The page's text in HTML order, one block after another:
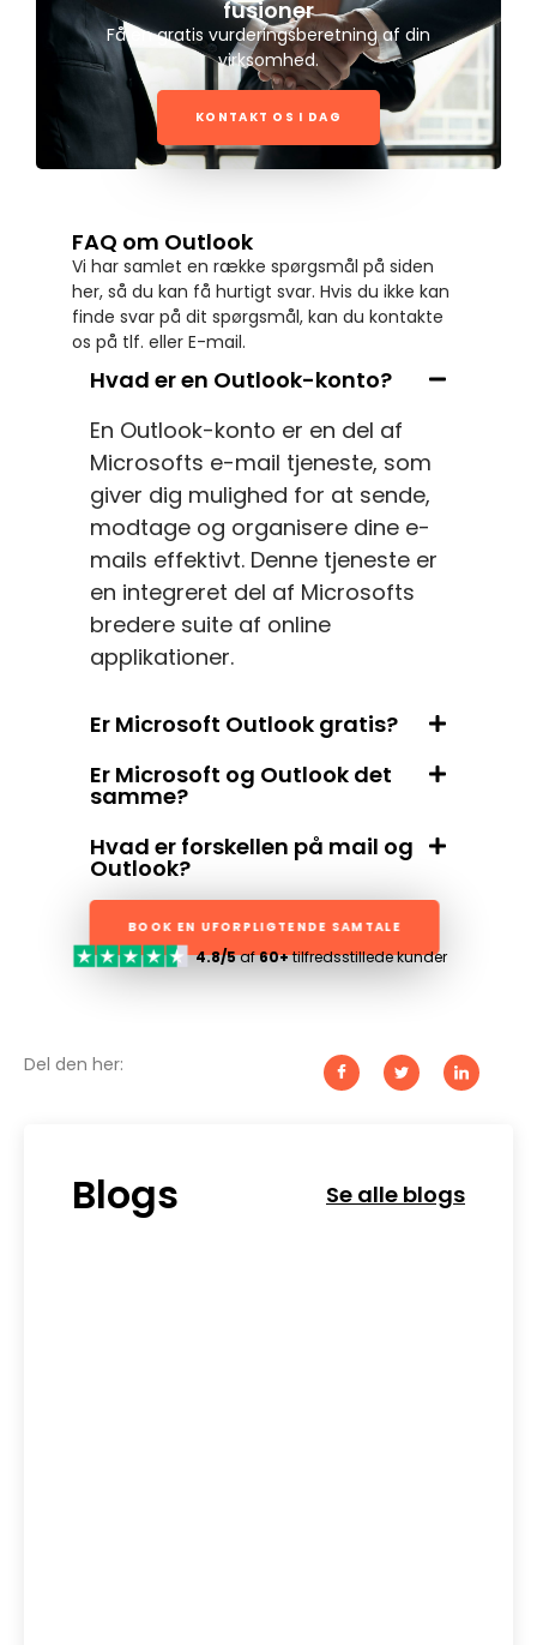
fusioner
Få en gratis vurderingsberetning af din
virksomhed.
KONTAKT OS I DAG
FAQ om Outlook
Vi har samlet en række spørgsmål på siden
her, så du kan få hurtigt svar. Hvis du ikke kan
finde svar på dit spørgsmål, kan du kontakte
os på tlf. eller E-mail.
Hvad er en Outlook-konto?
En Outlook-konto er en del af
Microsofts e-mail tjeneste, som
giver dig mulighed for at sende,
modtage og organisere dine e-
mails effektivt. Denne tjeneste er
en integreret del af Microsofts
bredere suite af online
applikationer.
Er Microsoft Outlook gratis?
Er Microsoft og Outlook det
samme?
Hvad er forskellen på mail og
Outlook?
BOOK EN UFORPLIGTENDE SAMTALE
4.8/5af60+tilfredsstillede kunder
Del den her:
Blogs Se alle blogs